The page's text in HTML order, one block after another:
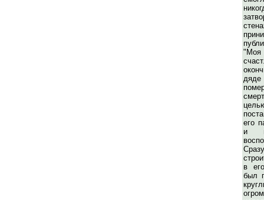
его
и
в
был